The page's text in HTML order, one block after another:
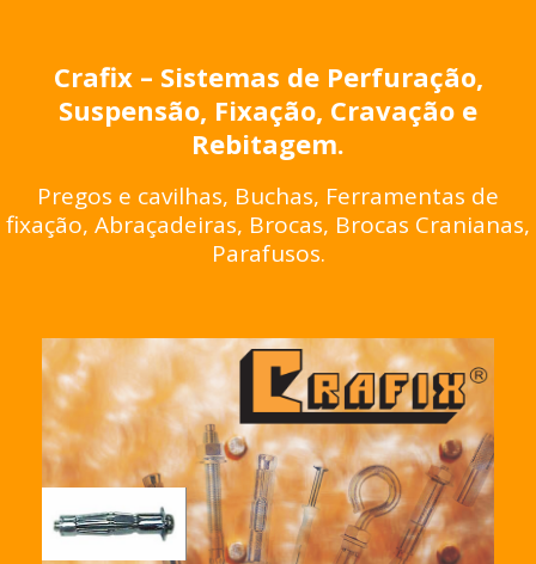
Crafix – Sistemas de Perfuração,
Suspensão, Fixação, Cravação e
Rebitagem.
Pregos e cavilhas, Buchas, Ferramentas de
fixação, Abraçadeiras, Brocas, Brocas Cranianas,
Parafusos.